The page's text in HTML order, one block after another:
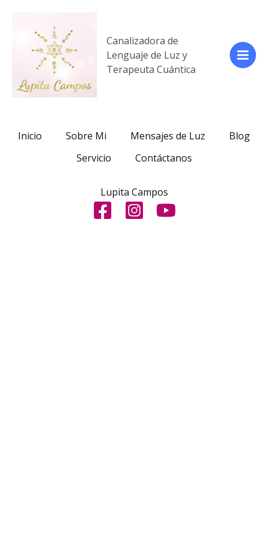
contenido
Canalizadora de
Lenguaje de Luz y
Terapeuta Cuántica
Main
Inicio Sobre Mi Mensajes de Luz
Blog
Servicio
Contáctanos
Lupita Campos